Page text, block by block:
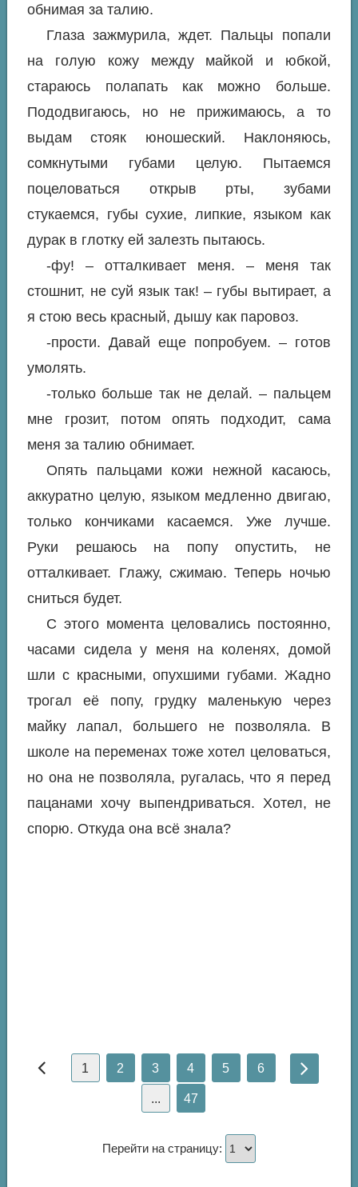
обнимая за талию.
Глаза зажмурила, ждет. Пальцы попали
на голую кожу между майкой и юбкой,
стараюсь полапать как можно больше.
Пододвигаюсь, но не прижимаюсь, а то
выдам стояк юношеский. Наклоняюсь,
сомкнутыми губами целую. Пытаемся
поцеловаться открыв рты, зубами
стукаемся, губы сухие, липкие, языком как
дурак в глотку ей залезть пытаюсь.
-фу! – отталкивает меня. – меня так
стошнит, не суй язык так! – губы вытирает, а
я стою весь красный, дышу как паровоз.
-прости. Давай еще попробуем. – готов
умолять.
-только больше так не делай. – пальцем
мне грозит, потом опять подходит, сама
меня за талию обнимает.
Опять пальцами кожи нежной касаюсь,
аккуратно целую, языком медленно двигаю,
только кончиками касаемся. Уже лучше.
Руки решаюсь на попу опустить, не
отталкивает. Глажу, сжимаю. Теперь ночью
сниться будет.
С этого момента целовались постоянно,
часами сидела у меня на коленях, домой
шли с красными, опухшими губами. Жадно
трогал её попу, грудку маленькую через
майку лапал, большего не позволяла. В
школе на переменах тоже хотел целоваться,
но она не позволяла, ругалась, что я перед
пацанами хочу выпендриваться. Хотел, не
спорю. Откуда она всё знала?
1 2 3 4 5 6
... 47
Перейти на страницу: